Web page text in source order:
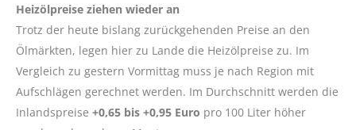
Heizölpreise ziehen wieder an
Trotz der heute bislang zurückgehenden Preise an den
Ölmärkten, legen hier zu Lande die Heizölpreise zu. Im
Vergleich zu gestern Vormittag muss je nach Region mit
Aufschlägen gerechnet werden. Im Durchschnitt werden die
Inlandspreise +0,65 bis +0,95 Euro pro 100 Liter höher